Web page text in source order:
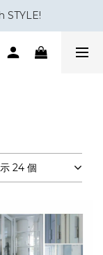
禮券
STYLE!
券
24 個